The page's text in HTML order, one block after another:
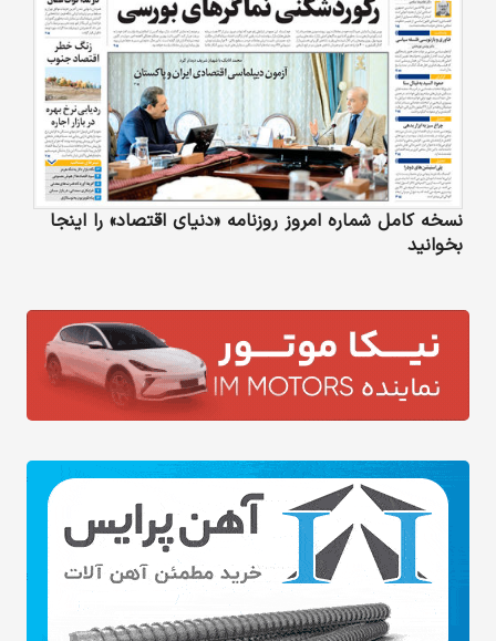
نسخه کامل شماره امروز روزنامه «دنیای‌ اقتصاد» را اینجا
بخوانید